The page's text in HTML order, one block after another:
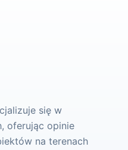
się w
oferując opinie
na terenach